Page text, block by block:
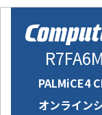
PALMiCE4
オンライン